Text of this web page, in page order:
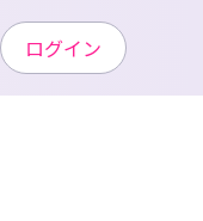
ログイン